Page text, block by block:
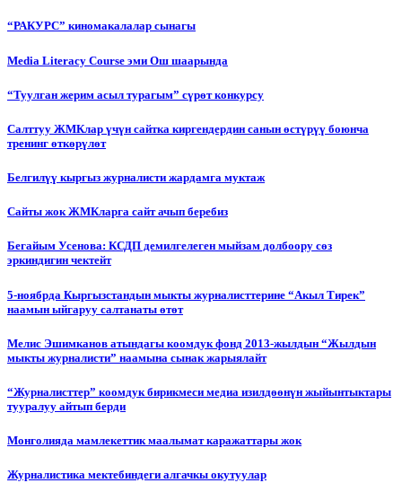
“РАКУРС” киномакалалар сынагы
Media Literacy Сourse эми Ош шаарында
“Туулган жерим асыл турагым” сүрөт конкурсу
Салттуу ЖМКлар үчүн сайтка киргендердин санын өстүрүү боюнча
тренинг өткөрүлөт
Белгилүү кыргыз журналисти жардамга муктаж
Сайты жок ЖМКларга сайт ачып беребиз
Бегайым Усенова: КСДП демилгелеген мыйзам долбоору сөз
эркиндигин чектейт
5-ноябрда Кыргызстандын мыкты журналисттерине “Акыл Тирек”
наамын ыйгаруу салтанаты өтөт
Мелис Эшимканов атындагы коомдук фонд 2013-жылдын “Жылдын
мыкты журналисти” наамына сынак жарыялайт
“Журналисттер” коомдук бирикмеси медиа изилдөөнүн жыйынтыктары
тууралуу айтып берди
Монголияда мамлекеттик маалымат каражаттары жок
Журналистика мектебиндеги алгачкы окутуулар